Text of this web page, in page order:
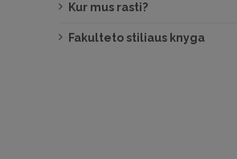
Kur mus rasti?
Fakulteto stiliaus knyga